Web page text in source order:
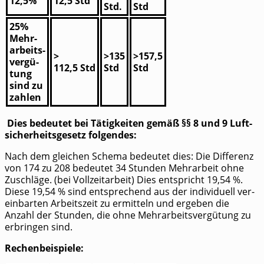
Std.
Std
25%
Mehr­
ar­beits­
ver­gü­
tung
sind zu
zahlen
>
112,5 Std
>135
Std
>157,5
Std
Dies bedeu­tet bei Tätig­kei­ten gemäß §§ 8 und 9 Luft­
si­cher­heits­ge­setz folgendes:
Nach dem glei­chen Sche­ma bedeu­tet dies: Die Dif­fe­renz
von 174 zu 208 bedeu­tet 34 Stun­den Mehr­ar­beit ohne
Zuschlä­ge. (bei Voll­zeit­ar­beit) Dies ent­spricht 19,54 %.
Die­se 19,54 % sind ent­spre­chend aus der indi­vi­du­ell ver­
ein­bar­ten Arbeits­zeit zu ermit­teln und erge­ben die
Anzahl der Stun­den, die ohne Mehr­ar­beits­ver­gü­tung zu
erbrin­gen sind.
Rechen­bei­spie­le: